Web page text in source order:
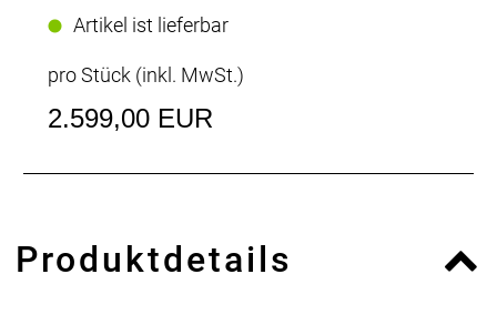
Artikel ist lieferbar
pro Stück (inkl. MwSt.)
2.599,00 EUR
Produktdetails